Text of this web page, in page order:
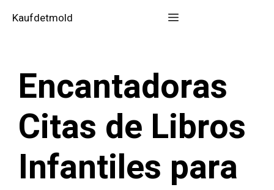
Kaufdetmold Menú
Encantadoras
Citas de Libros
Infantiles para